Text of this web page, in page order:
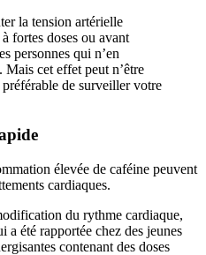
la tension artérielle
fortes doses ou avant
personnes qui n’en
Mais cet effet peut n’être
de surveiller votre
élevée de caféine peuvent
cardiaques.
du rythme cardiaque,
été rapportée chez des jeunes
contenant des doses